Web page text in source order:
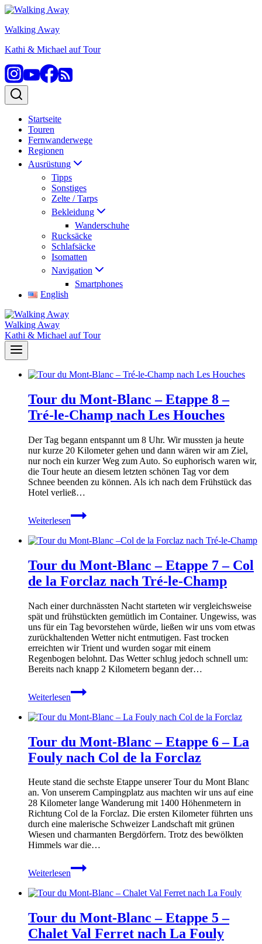
Zum
springen
Walking Away
Kathi & Michael auf Tour
Startseite
Touren
Fernwanderwege
Regionen
Ausrüstung
Tipps
Sonstiges
Zelte / Tarps
Bekleidung
Wanderschuhe
Rucksäcke
Schlafsäcke
Isomatten
Navigation
Smartphones
English
Walking Away
Kathi & Michael auf Tour
Tour du Mont-Blanc – Etappe 8 –
Tré-le-Champ nach Les Houches
Der Tag begann entspannt um 8 Uhr. Wir mussten ja heute
nur kurze 20 Kilometer gehen und dann wären wir am Ziel,
nur noch ein kurzer Weg zum Auto. So euphorisch waren wir,
die Tour heute an diesem letzten schönen Tag vor dem
Schnee beenden zu können. Als ich nach dem Frühstück das
Hotel verließ…
Weiterlesen
Tour
du
Blanc
Etappe
8
–
le-
Champ
nach
Les
Houches
Tour du Mont-Blanc – Etappe 7 – Col
de la Forclaz nach Tré-le-Champ
Nach einer durchnässten Nacht starteten wir vergleichsweise
spät und frühstückten gemütlich im Container. Ungewiss, was
uns für ein Tag bevorstehen würde, ließen wir uns vom etwas
zurückhaltenden Wetter nicht entmutigen. Fast trocken
erreichten wir Trient und wurden sogar mit einem
Regenbogen belohnt. Das Wetter schlug jedoch schnell um:
Bereits nach knapp 2 Kilometern begann der…
Weiterlesen
Tour
du
Blanc
Etappe
7
–
de
la
Forclaz
nach
Tré-
le-
Champ
Tour du Mont-Blanc – Etappe 6 – La
Fouly nach Col de la Forclaz
Heute stand die sechste Etappe unserer Tour du Mont Blanc
an. Von unserem Campingplatz aus machten wir uns auf eine
28 Kilometer lange Wanderung mit 1400 Höhenmetern in
Richtung Col de la Forclaz. Die ersten Kilometer führten uns
durch eine malerische Schweizer Landschaft mit grünen
Wiesen und charmanten Bergdörfern. Trotz des bewölkten
Himmels war die…
Weiterlesen
Tour
du
Blanc
Etappe
6
–
Tour du Mont-Blanc – Etappe 5 –
Chalet Val Ferret nach La Fouly